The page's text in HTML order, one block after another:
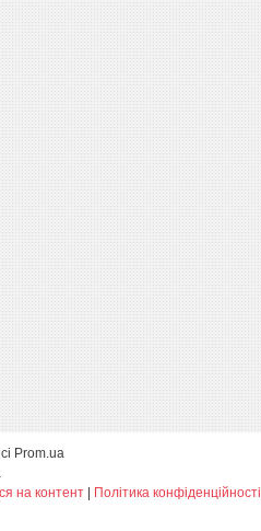
Prom.ua
на контент
Політика конфіденційності